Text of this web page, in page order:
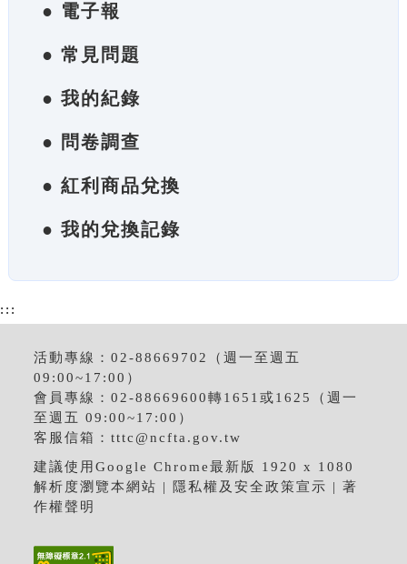
● 電子報
● 常見問題
● 我的紀錄
● 問卷調查
● 紅利商品兌換
● 我的兌換記錄
:::
活動專線：02-88669702（週一至週五
09:00~17:00）
會員專線：02-88669600轉1651或1625（週一
至週五 09:00~17:00）
客服信箱：tttc@ncfta.gov.tw
建議使用Google Chrome最新版 1920 x 1080
解析度瀏覽本網站 | 隱私權及安全政策宣示 |著
作權聲明